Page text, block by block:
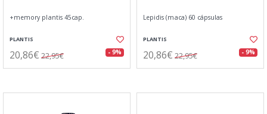
+memory plantis 45cap.
PLANTIS
20,86€ 22,95€ - 9%
Lepidis (maca) 60 cápsulas
PLANTIS
20,86€ 22,95€ - 9%